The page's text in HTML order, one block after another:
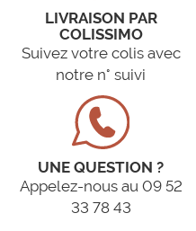
LIVRAISON PAR
COLISSIMO
Suivez votre colis avec
notre n° suivi
UNE QUESTION ?
Appelez-nous au 09 52
33 78 43